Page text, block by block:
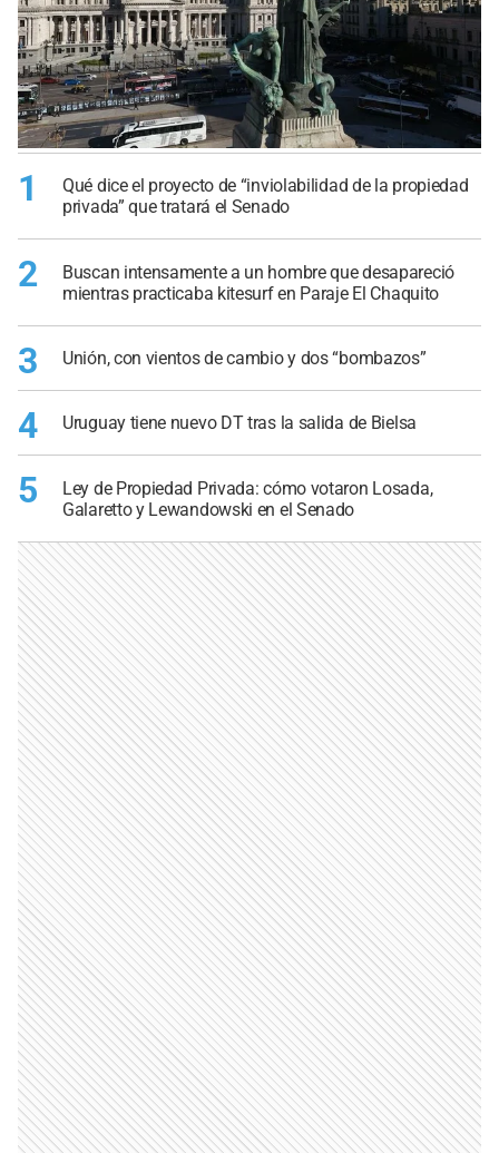
1
Qué dice el proyecto de “inviolabilidad de la propiedad
privada” que tratará el Senado
2
Buscan intensamente a un hombre que desapareció
mientras practicaba kitesurf en Paraje El Chaquito
3 Unión, con vientos de cambio y dos “bombazos”
4 Uruguay tiene nuevo DT tras la salida de Bielsa
5
Ley de Propiedad Privada: cómo votaron Losada,
Galaretto y Lewandowski en el Senado